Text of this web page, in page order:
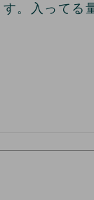
。入ってる